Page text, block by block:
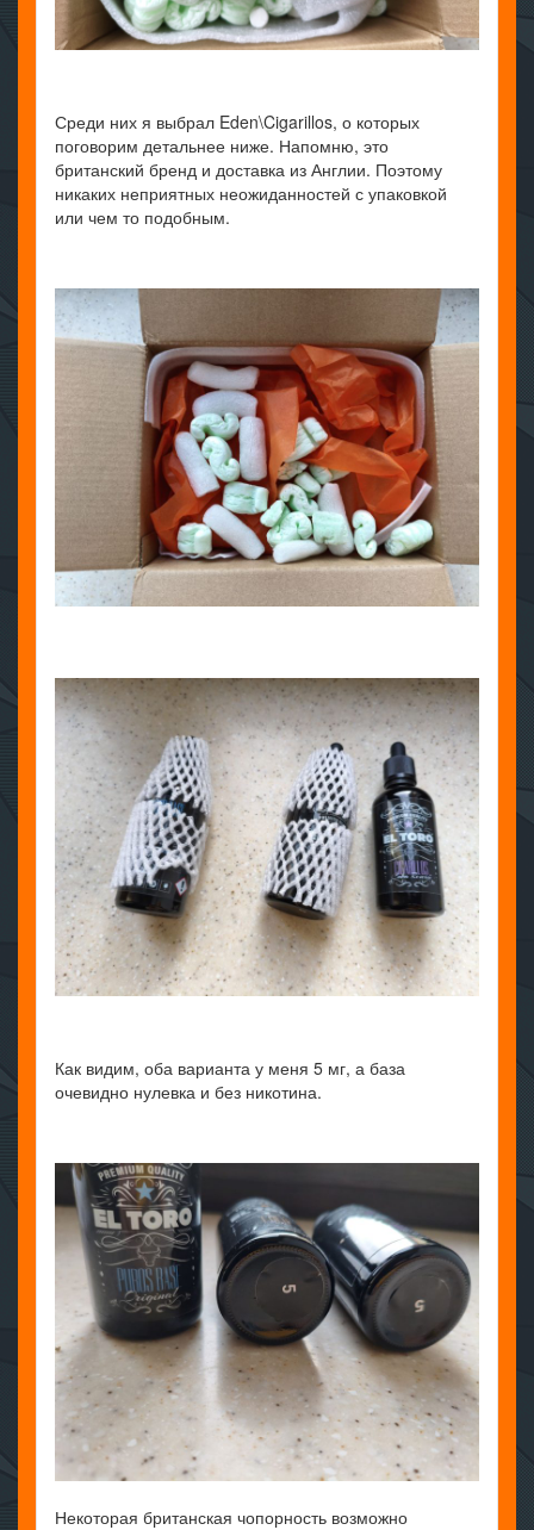
Среди них я выбрал Eden\Cigarillos, о которых
поговорим детальнее ниже. Напомню, это
британский бренд и доставка из Англии. Поэтому
никаких неприятных неожиданностей с упаковкой
или чем то подобным.
Как видим, оба варианта у меня 5 мг, а база
очевидно нулевка и без никотина.
Некоторая британская чопорность возможно